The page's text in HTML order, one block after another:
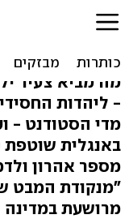
אהרון
"הייתי
מה מביא צעיר
- ליהדות
מדי הסטודנט -
באנגלית שוטפת
מספר אהרון
"מנקודת המבט
מרושעת